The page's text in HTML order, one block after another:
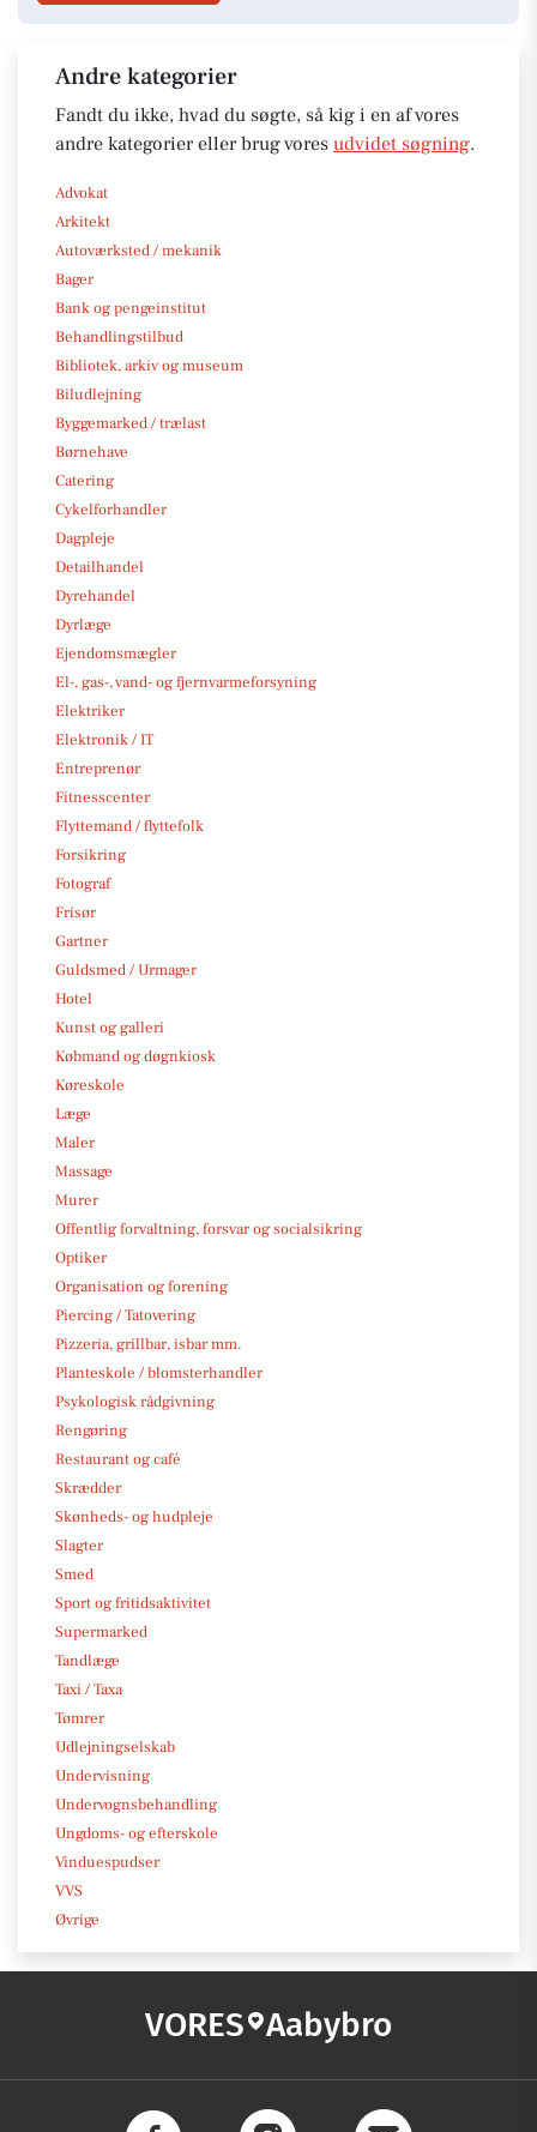
Andre kategorier
Fandt du ikke, hvad du søgte, så kig i en af vores
andre kategorier eller brug vores udvidet søgning.
Advokat
Arkitekt
Autoværksted / mekanik
Bager
Bank og pengeinstitut
Behandlingstilbud
Bibliotek, arkiv og museum
Biludlejning
Byggemarked / trælast
Børnehave
Catering
Cykelforhandler
Dagpleje
Detailhandel
Dyrehandel
Dyrlæge
Ejendomsmægler
El-, gas-, vand- og fjernvarmeforsyning
Elektriker
Elektronik / IT
Entreprenør
Fitnesscenter
Flyttemand / flyttefolk
Forsikring
Fotograf
Frisør
Gartner
Guldsmed / Urmager
Hotel
Kunst og galleri
Købmand og døgnkiosk
Køreskole
Læge
Maler
Massage
Murer
Offentlig forvaltning, forsvar og socialsikring
Optiker
Organisation og forening
Piercing / Tatovering
Pizzeria, grillbar, isbar mm.
Planteskole / blomsterhandler
Psykologisk rådgivning
Rengøring
Restaurant og café
Skrædder
Skønheds- og hudpleje
Slagter
Smed
Sport og fritidsaktivitet
Supermarked
Tandlæge
Taxi / Taxa
Tømrer
Udlejningselskab
Undervisning
Undervognsbehandling
Ungdoms- og efterskole
Vinduespudser
VVS
Øvrige
VORES Aabybro